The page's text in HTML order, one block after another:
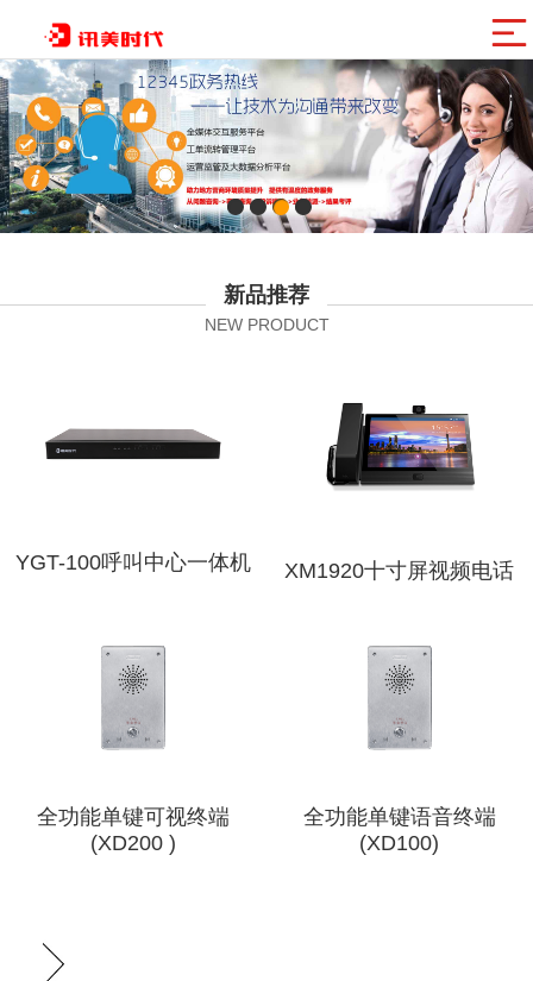
讯美网群
新品推荐
NEW PRODUCT
YGT-100呼叫中心一体机 XM1920十寸屏视频电话
全功能单键可视终端
(XD200 )
全功能单键语音终端
(XD100)